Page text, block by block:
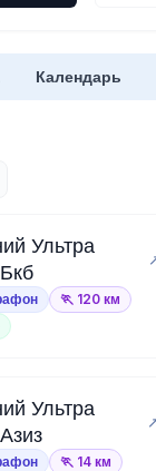
Календарь
Ультра
🏃 120 км
Ультра
🏃 14 км